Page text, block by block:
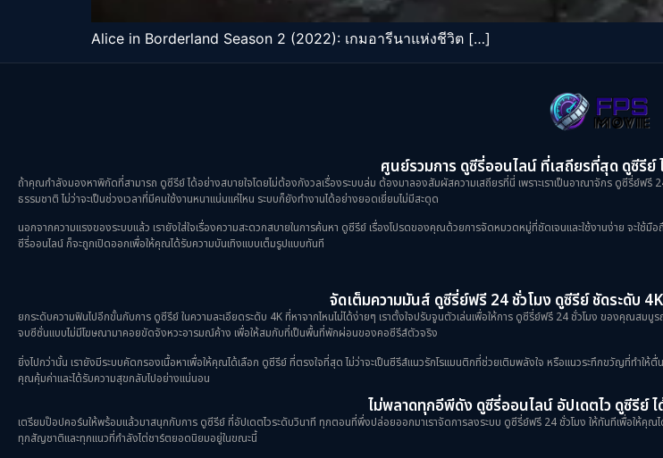
Alice in Borderland Season 2 (2022): เกมอารีนาแห่งชีวิต […]
ศูนย์รวมการ ดูซีรี่ออนไลน์ ที่เสถียรที่สุด ดูซีรีย์
ถ้าคุณกำลังมองหาพิกัดที่สามารถ ดูซีรีย์ ได้อย่างสบายใจโดยไม่ต้องกังวลเรื่องระบบล่ม ต้องมาลองสัมผัสความเสถียรที่นี่ เพราะเราเป็นอาณาจักร ดูซีรี่ย์
ธรรมชาติ ไม่ว่าจะเป็นช่วงเวลาที่มีคนใช้งานหนาแน่นแค่ไหน ระบบก็ยังทำงานได้อย่างยอดเยี่ยมไม่มีสะดุด
นอกจากความแรงของระบบแล้ว เรายังใส่ใจเรื่องความสะดวกสบายในการค้นหา ดูซีรีย์ เรื่องโปรดของคุณด้วยการจัดหมวดหมู่ที่ชัดเจนและใช้งานง่าย จะใ
ซีรี่ออนไลน์ ก็จะถูกเปิดออกเพื่อให้คุณได้รับความบันเทิงแบบเต็มรูปแบบทันที
จัดเต็มความมันส์ ดูซีรี่ย์ฟรี 24 ชั่วโมง ดูซีรีย์ ชัดระดับ
ยกระดับความฟินไปอีกขั้นกับการ ดูซีรีย์ ในความละเอียดระดับ 4K ที่หาจากไหนไม่ได้ง่ายๆ เราตั้งใจปรับจูนตัวเล่นเพื่อให้การ ดูซีรี่ย์ฟรี 24 ชั่วโมง ของคุณ
จบซีซั่นแบบไม่มีโฆษณามาคอยขัดจังหวะอารมณ์ค้าง เพื่อให้สมกับที่เป็นพื้นที่พักผ่อนของคอซีรีส์ตัวจริง
ยิ่งไปกว่านั้น เรายังมีระบบคัดกรองเนื้อหาเพื่อให้คุณได้เลือก ดูซีรีย์ ที่ตรงใจที่สุด ไม่ว่าจะเป็นซีรีส์แนวรักโรแมนติกที่ช่วยเติมพลังใจ หรือแนวระทึกขวัญที่ทำใ
คุณคุ้มค่าและได้รับความสุขกลับไปอย่างแน่นอน
ไม่พลาดทุกอีพีดัง ดูซีรี่ออนไลน์ อัปเดตไว ดูซีรีย์
เตรียมป๊อปคอร์นให้พร้อมแล้วมาสนุกกับการ ดูซีรีย์ ที่อัปเดตไวระดับวินาที ทุกตอนที่พึ่งปล่อยออกมาเราจัดการลงระบบ ดูซีรี่ย์ฟรี 24 ชั่วโมง ให้ทันทีเพื่อให้คุณ
ทุกสัญชาติและทุกแนวที่กำลังไต่ชาร์ตยอดนิยมอยู่ในขณะนี้